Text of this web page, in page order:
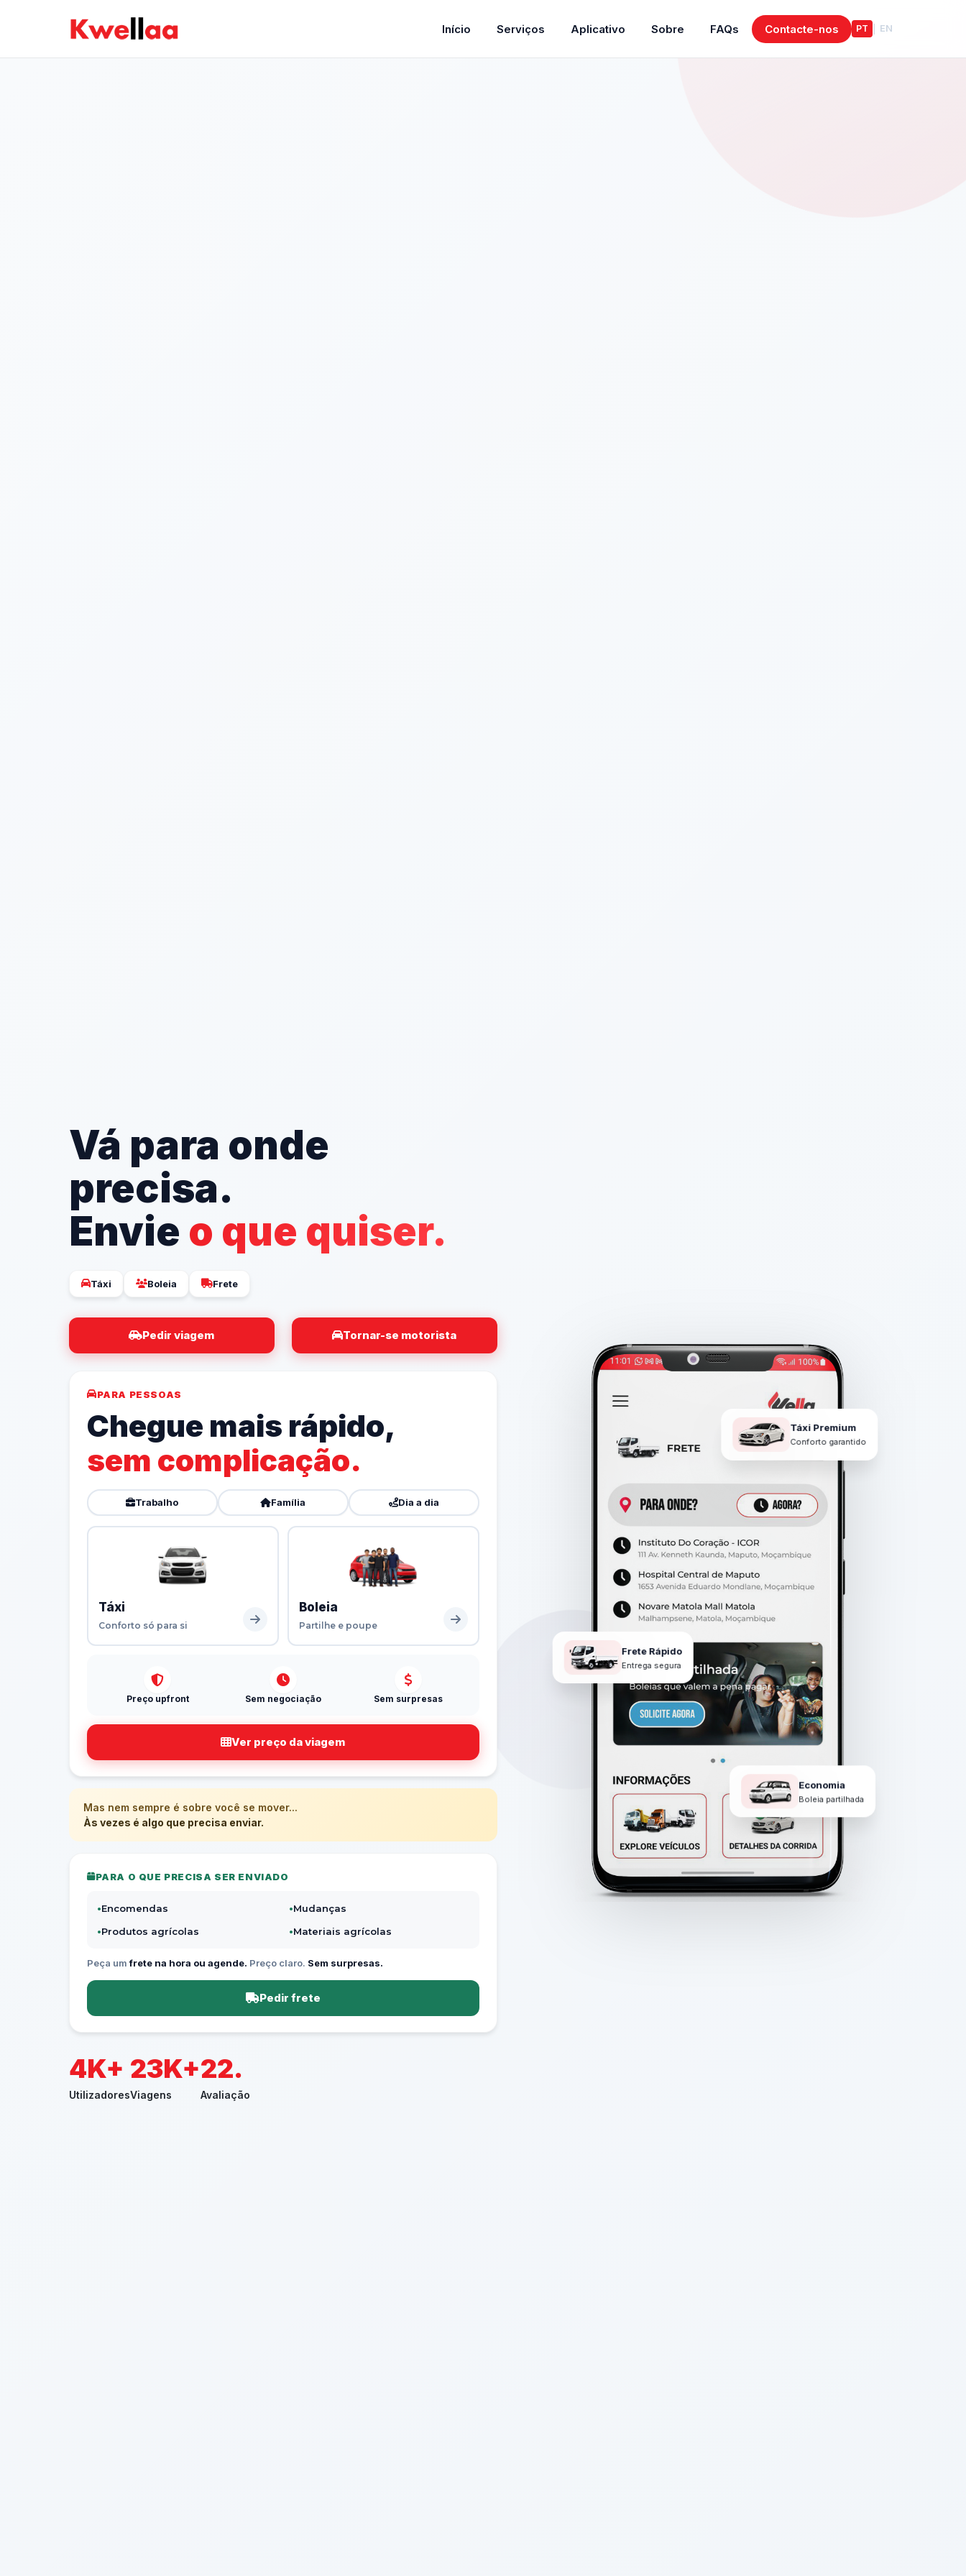
Início Serviços Aplicativo Sobre FAQs Contacte-nos PT EN
Vá para onde
precisa.
Envie o que quiser.
Táxi Boleia Frete
Pedir viagem Tornar-se motorista
PARA PESSOAS
Chegue mais rápido,
sem complicação.
Trabalho Família Dia a dia
Táxi
Conforto só para si
Boleia
Partilhe e poupe
Preço upfront Sem negociação Sem surpresas
Ver preço da viagem
Mas nem sempre é sobre você se mover...
Às vezes é algo que precisa enviar.
PARA O QUE PRECISA SER ENVIADO
•Encomendas •Mudanças
•Produtos agrícolas •Materiais agrícolas
Peça umfrete na hora ou agende. Preço claro. Sem surpresas.
Pedir frete
5K+
Utilizadores
28K+
Viagens
27.
Avaliação
Táxi Premium
Conforto garantido
Frete Rápido
Entrega segura
Economia